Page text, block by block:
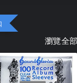
瀏覽全